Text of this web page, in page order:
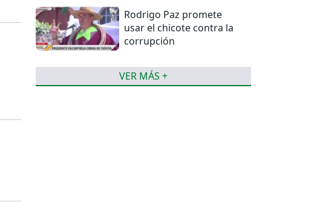
Rodrigo Paz promete
usar el chicote contra la
corrupción
VER MÁS +